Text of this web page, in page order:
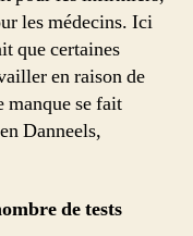
les médecins. Ici
que certaines
en raison de
manque se fait
Danneels,
de tests